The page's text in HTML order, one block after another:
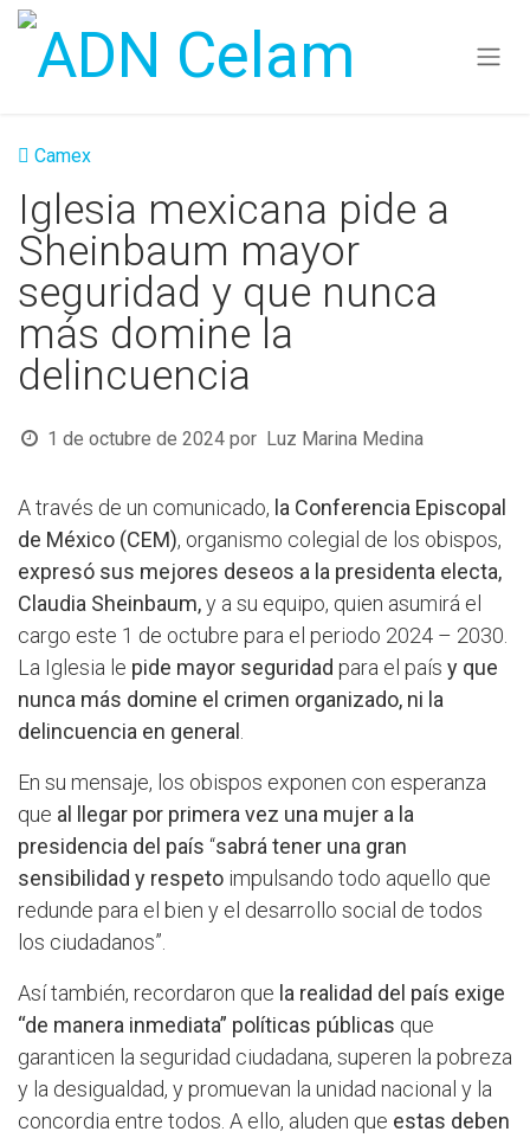
Ir al contenido
Camex
Iglesia mexicana pide a
Sheinbaum mayor
seguridad y que nunca
más domine la
delincuencia
1 de octubre de 2024 por Luz Marina Medina
A través de un comunicado, la Conferencia Episcopal
de México (CEM), organismo colegial de los obispos,
expresó sus mejores deseos a la presidenta electa,
Claudia Sheinbaum,y a su equipo, quien asumirá el
cargo este 1 de octubre para el periodo 2024 – 2030.
La Iglesia le pide mayor seguridad para el país y que
nunca más domine el crimen organizado, ni la
delincuencia en general
En su mensaje, los obispos exponen con esperanza
que al llegar por primera vez una mujer a la
presidencia del país “sabrá tener una gran
sensibilidad y respeto impulsando todo aquello que
redunde para el bien y el desarrollo social de todos
los ciudadanos”.
Así también, recordaron que la realidad del país exige
“de manera inmediata” políticas públicas que
garanticen la seguridad ciudadana, superen la pobreza
y la desigualdad, y promuevan la unidad nacional y la
concordia entre todos. A ello, aluden que estas deben